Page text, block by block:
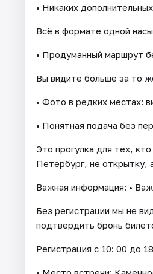
• Никаких
Всё в формате одной
• Продуманный маршрут
Вы видите больше за то
• Фото в редких местах:
• Понятная подача без
Это прогулка для тех,
Петербург, не открытку,
Важная информация: •
Без регистрации мы не
подтвердить бронь
Регистрация с 10: 00 до